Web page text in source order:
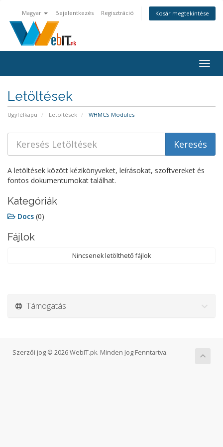
Magyar Bejelentkezés Regisztráció Kosár megtekintése
a
Letöltések
Ügyfélkapu Letöltések WHMCS Modules
A letöltések között kézikönyveket, leírásokat, szoftvereket és
fontos dokumentumokat találhat.
Kategóriák
Docs (0)
Fájlok
Nincsenek letölthető fájlok
Támogatás
Szerzői jog © 2026 WebIT.pk. Minden Jog Fenntartva.